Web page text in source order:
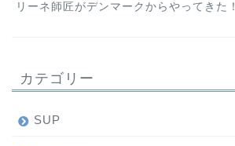
リーネ師匠がデンマークからやってきた！
カテゴリー
SUP